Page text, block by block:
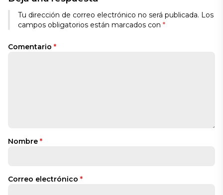
Tu dirección de correo electrónico no será publicada. Los
campos obligatorios están marcados con *
Comentario *
Nombre *
Correo electrónico *